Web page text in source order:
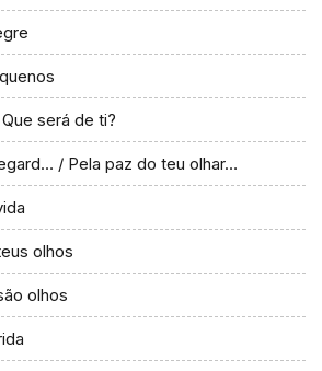
será de ti?
/ Pela paz do teu olhar…
olhos
olhos